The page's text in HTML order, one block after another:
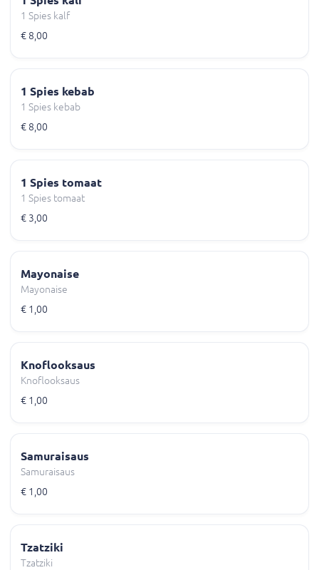
1 Spies kalf
€ 8,00
1 Spies kebab
1 Spies kebab
€ 8,00
1 Spies tomaat
1 Spies tomaat
€ 3,00
Mayonaise
Mayonaise
€ 1,00
Knoflooksaus
Knoflooksaus
€ 1,00
Samuraisaus
Samuraisaus
€ 1,00
Tzatziki
Tzatziki